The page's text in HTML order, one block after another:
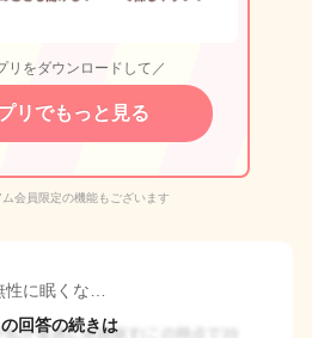
リをダウンロードして／
リでもっと見る
会員限定の機能もございます
性に眠くな…
回答の続きは